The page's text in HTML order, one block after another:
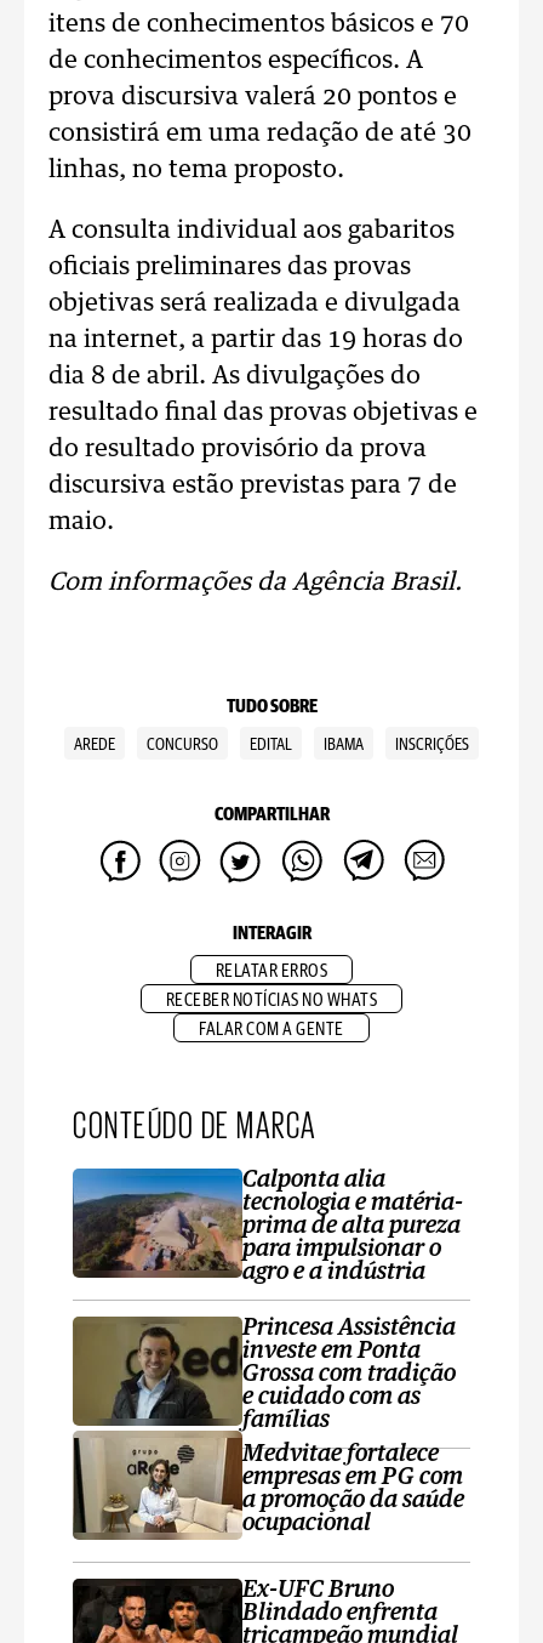
itens de conhecimentos básicos e 70
de conhecimentos específicos. A
prova discursiva valerá 20 pontos e
consistirá em uma redação de até 30
linhas, no tema proposto.
A consulta individual aos gabaritos
oficiais preliminares das provas
objetivas será realizada e divulgada
na internet, a partir das 19 horas do
dia 8 de abril. As divulgações do
resultado final das provas objetivas e
do resultado provisório da prova
discursiva estão previstas para 7 de
maio.
Com informações da Agência Brasil.
TUDO SOBRE
AREDE CONCURSO EDITAL IBAMA INSCRIÇÕES
COMPARTILHAR
INTERAGIR
RELATAR ERROS
RECEBER NOTÍCIAS NO WHATS
FALAR COM A GENTE
CONTEÚDO DE MARCA
Calponta alia
tecnologia e matéria-
prima de alta pureza
para impulsionar o
agro e a indústria
Princesa Assistência
investe em Ponta
Grossa com tradição
e cuidado com as
famílias
Medvitae fortalece
empresas em PG com
a promoção da saúde
ocupacional
Ex-UFC Bruno
Blindado enfrenta
tricampeão mundial